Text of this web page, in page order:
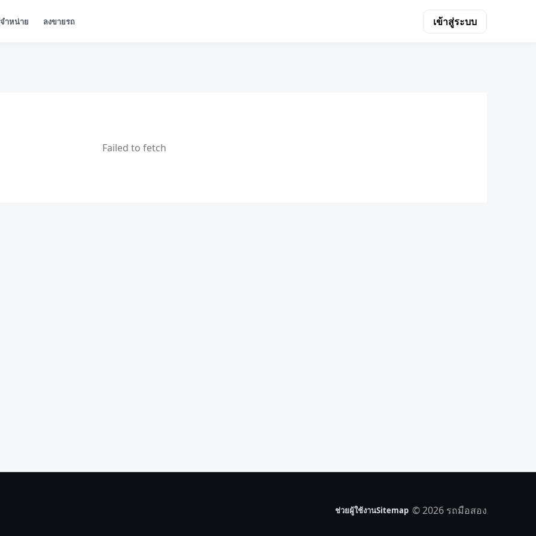
ำหน่าย ลงขายรถ เข้าสู่ระบบ
Failed to fetch
ช่วยผู้ใช้งานSitemap © 2026 รถมือสอง